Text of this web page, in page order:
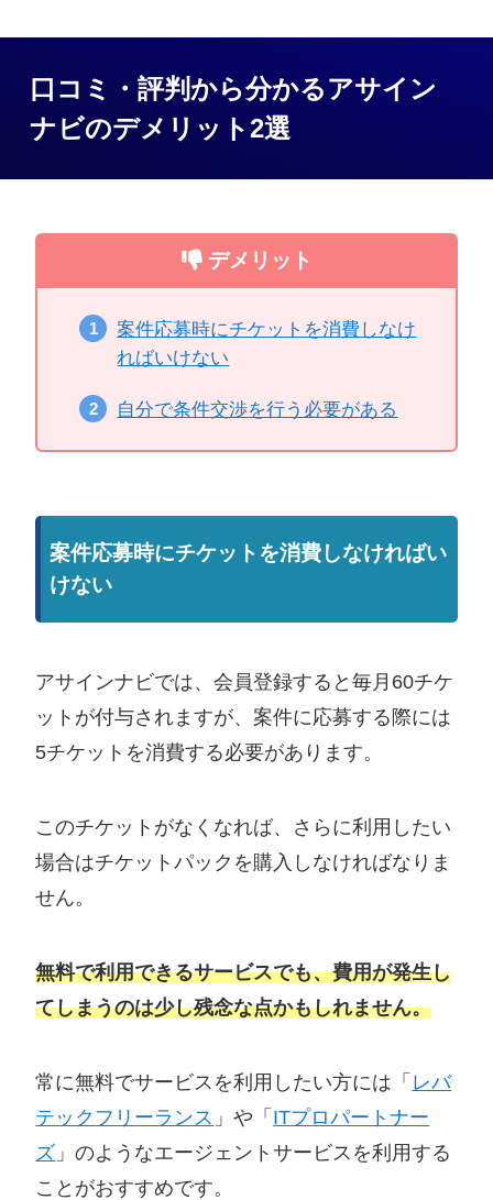
口コミ・評判から分かるアサイン
ナビのデメリット2選
デメリット
案件応募時にチケットを消費しなけ
ればいけない
自分で条件交渉を行う必要がある
案件応募時にチケットを消費しなければい
けない
アサインナビでは、会員登録すると毎月60チケ
ットが付与されますが、案件に応募する際には
5チケットを消費する必要があります。
このチケットがなくなれば、さらに利用したい
場合はチケットパックを購入しなければなりま
せん。
無料で利用できるサービスでも、費用が発生し
てしまうのは少し残念な点かもしれません。
常に無料でサービスを利用したい方には「 レバ
テックフリーランス 」や「 ITプロパートナー
ズ 」のようなエージェントサービスを利用する
ことがおすすめです。